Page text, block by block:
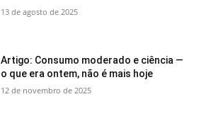
13 de agosto de 2025
Artigo: Consumo moderado e ciência —
o que era ontem, não é mais hoje
12 de novembro de 2025